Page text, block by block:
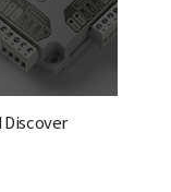
Discover